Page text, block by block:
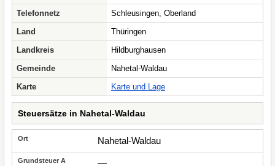
Telefonnetz
Schleusingen, Oberland
Land
Thüringen
Landkreis
Hildburghausen
Gemeinde
Nahetal-Waldau
Karte
Karte und Lage
Steuersätze in Nahetal-Waldau
Nahetal-Waldau
—